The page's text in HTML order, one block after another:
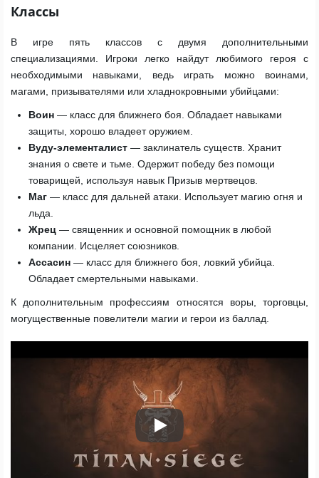
Классы
В игре пять классов с двумя дополнительными
специализациями. Игроки легко найдут любимого героя с
необходимыми навыками, ведь играть можно воинами,
магами, призывателями или хладнокровными убийцами:
Воин — класс для ближнего боя. Обладает навыками
защиты, хорошо владеет оружием.
Вуду-элементалист — заклинатель существ. Хранит
знания о свете и тьме. Одержит победу без помощи
товарищей, используя навык Призыв мертвецов.
Маг — класс для дальней атаки. Использует магию огня и
льда.
Жрец — священник и основной помощник в любой
компании. Исцеляет союзников.
Ассасин — класс для ближнего боя, ловкий убийца.
Обладает смертельными навыками.
К дополнительным профессиям относятся воры, торговцы,
могущественные повелители магии и герои из баллад.
Play